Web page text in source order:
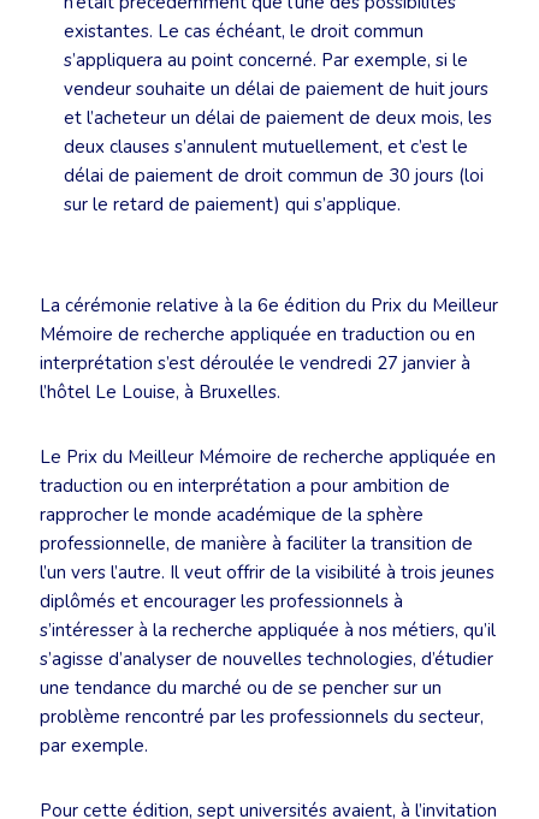
existantes. Le cas échéant, le droit commun
s’appliquera au point concerné. Par exemple, si le
vendeur souhaite un délai de paiement de huit jours
et l’acheteur un délai de paiement de deux mois, les
deux clauses s’annulent mutuellement, et c’est le
délai de paiement de droit commun de 30 jours (loi
sur le retard de paiement) qui s’applique.
La cérémonie relative à la 6e édition du Prix du Meilleur
Mémoire de recherche appliquée en traduction ou en
interprétation s’est déroulée le vendredi 27 janvier à
l’hôtel Le Louise, à Bruxelles.
Le Prix du Meilleur Mémoire de recherche appliquée en
traduction ou en interprétation a pour ambition de
rapprocher le monde académique de la sphère
professionnelle, de manière à faciliter la transition de
l’un vers l’autre. Il veut offrir de la visibilité à trois jeunes
diplômés et encourager les professionnels à
s’intéresser à la recherche appliquée à nos métiers, qu’il
s’agisse d’analyser de nouvelles technologies, d’étudier
une tendance du marché ou de se pencher sur un
problème rencontré par les professionnels du secteur,
par exemple.
Pour cette édition, sept universités avaient, à l’invitation